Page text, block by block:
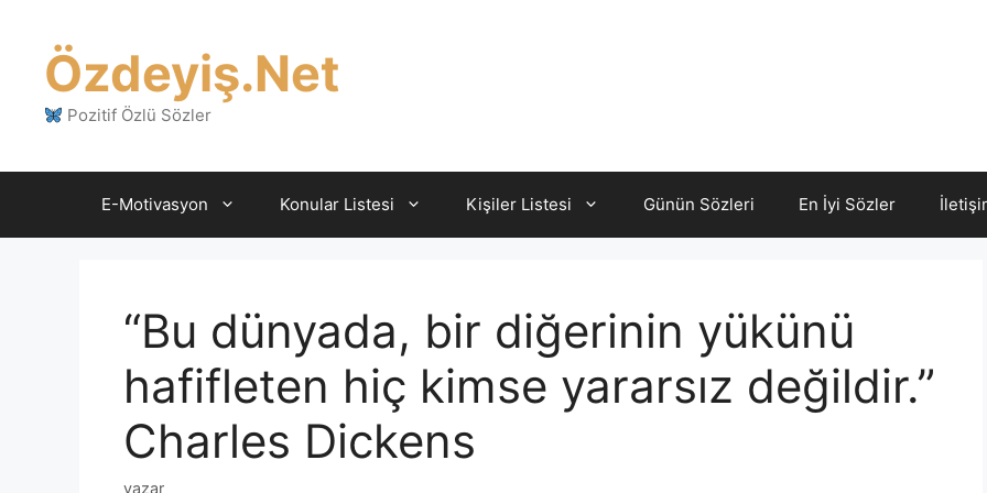
Özdeyiş.Net
Pozitif Özlü Sözler
E-Motivasyon Konular Listesi Kişiler Listesi Günün Sözleri En İyi Sözler
“Bu dünyada, bir diğerinin yükünü
hafifleten hiç kimse yararsız değildir.”
Charles Dickens
yazar